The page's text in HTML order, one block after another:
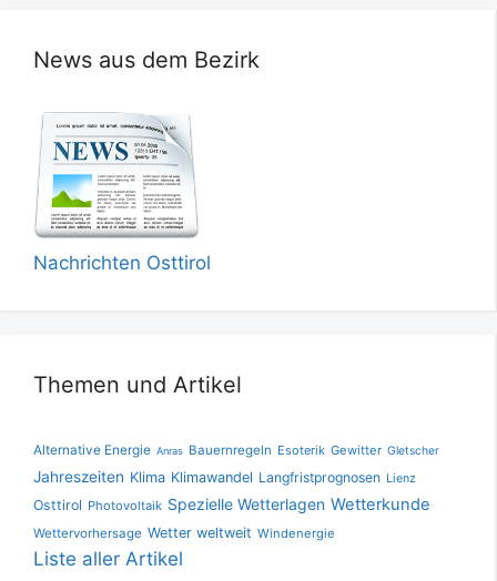
News aus dem Bezirk
Nachrichten Osttirol
Themen und Artikel
Alternative Energie Anras Bauernregeln Esoterik Gewitter Gletscher
Jahreszeiten Klima Klimawandel Langfristprognosen Lienz
Osttirol Photovoltaik Spezielle Wetterlagen Wetterkunde
Wettervorhersage Wetter weltweit Windenergie
Liste aller Artikel